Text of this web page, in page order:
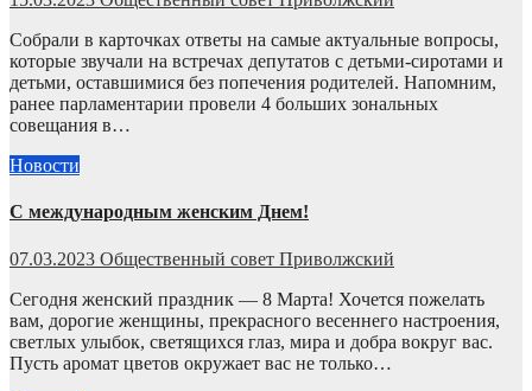
Собрали в карточках ответы на самые актуальные вопросы,
которые звучали на встречах депутатов с детьми-сиротами и
детьми, оставшимися без попечения родителей. Напомним,
ранее парламентарии провели 4 больших зональных
совещания в…
Новости
С международным женским Днем!
07.03.2023 Общественный совет Приволжский
Сегодня женский праздник — 8 Марта! Хочется пожелать
вам, дорогие женщины, прекрасного весеннего настроения,
светлых улыбок, светящихся глаз, мира и добра вокруг вас.
Пусть аромат цветов окружает вас не только…